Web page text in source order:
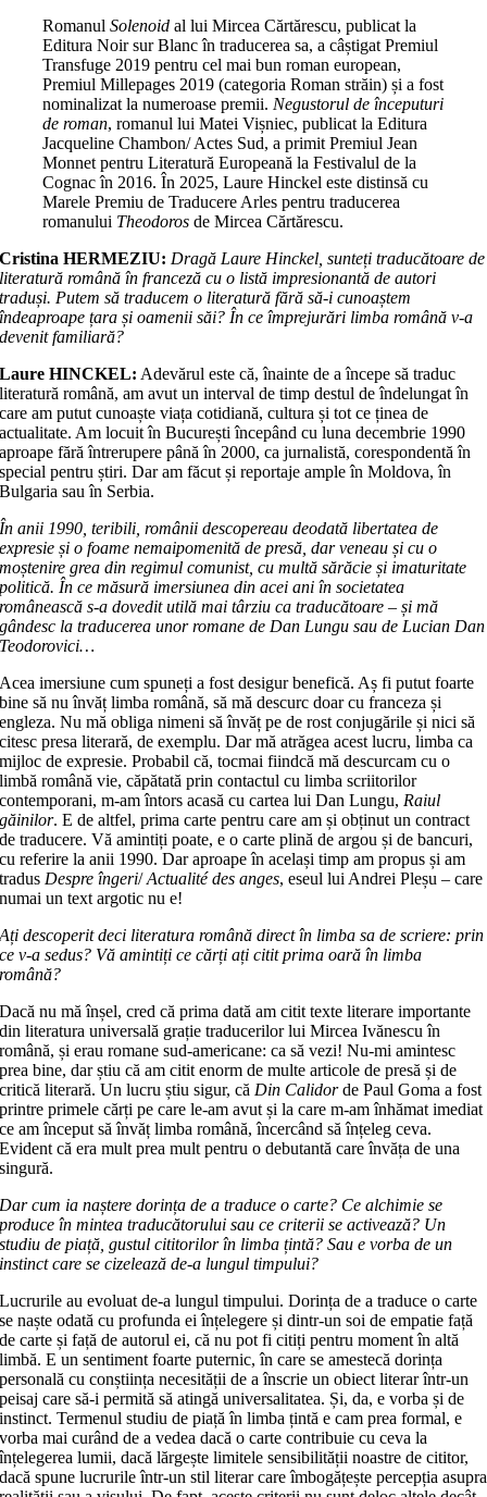
RomanulSolenoid al lui Mircea Cărtărescu, publicat la
Editura Noir sur Blanc în traducerea sa, a câștigat Premiul
Transfuge 2019 pentru cel mai bun roman european,
Premiul Millepages 2019 (categoria Roman străin) și a fost
nominalizat la numeroase premii.Negustorul de începuturi
de roman, romanul lui Matei Vișniec, publicat la Editura
Jacqueline Chambon/ Actes Sud, a primit Premiul Jean
Monnet pentru Literatură Europeană la Festivalul de la
Cognac în 2016. În 2025, Laure Hinckel este distinsă cu
Marele Premiu de Traducere Arles pentru traducerea
romanului Theodoros de Mircea Cărtărescu.
Cristina HERMEZIU: Dragă Laure Hinckel, sunteți traducătoare de
literatură română în franceză cu o listă impresionantă de autori
traduși. Putem să traducem o literatură fără să-i cunoaștem
îndeaproape țara și oamenii săi? În ce împrejurări limba română v-a
devenit familiară?
Laure HINCKEL: Adevărul este că, înainte de a începe să traduc
literatură română, am avut un interval de timp destul de îndelungat în
care am putut cunoaște viața cotidiană, cultura și tot ce ținea de
actualitate. Am locuit în București începând cu luna decembrie 1990
aproape fără întrerupere până în 2000, ca jurnalistă, corespondentă în
special pentru știri. Dar am făcut și reportaje ample în Moldova, în
Bulgaria sau în Serbia.
În anii 1990, teribili, românii descopereau deodată libertatea de
expresie și o foame nemaipomenită de presă, dar veneau și cu o
moștenire grea din regimul comunist, cu multă sărăcie și imaturitate
politică. În ce măsură imersiunea din acei ani în societatea
românească s-a dovedit utilă mai târziu ca traducătoare – și mă
gândesc la traducerea unor romane de Dan Lungu sau de Lucian Dan
Teodorovici…
Acea imersiune cum spuneți a fost desigur benefică. Aș fi putut foarte
bine să nu învăț limba română, să mă descurc doar cu franceza și
engleza. Nu mă obliga nimeni să învăț pe de rost conjugările și nici să
citesc presa literară, de exemplu. Dar mă atrăgea acest lucru, limba ca
mijloc de expresie. Probabil că, tocmai fiindcă mă descurcam cu o
limbă română vie, căpătată prin contactul cu limba scriitorilor
contemporani, m-am întors acasă cu cartea lui Dan Lungu,Raiul
găinilor. E de altfel, prima carte pentru care am și obținut un contract
de traducere. Vă amintiți poate, e o carte plină de argou și de bancuri,
cu referire la anii 1990. Dar aproape în același timp am propus și am
tradusDespre îngeri/Actualité des anges, eseul lui Andrei Pleșu – care
numai un text argotic nu e!
Ați descoperit deci literatura română direct în limba sa de scriere: prin
ce v-a sedus? Vă amintiți ce cărți ați citit prima oară în limba
română?
Dacă nu mă înșel, cred că prima dată am citit texte literare importante
din literatura universală grație traducerilor lui Mircea Ivănescu în
română, și erau romane sud-americane: ca să vezi! Nu-mi amintesc
prea bine, dar știu că am citit enorm de multe articole de presă și de
critică literară. Un lucru știu sigur, căDin Calidorde Paul Goma a fost
printre primele cărți pe care le-am avut și la care m-am înhămat imediat
ce am început să învăț limba română, încercând să înțeleg ceva.
Evident că era mult prea mult pentru o debutantă care învăța de una
singură.
Dar cum ia naștere dorința de a traduce o carte? Ce alchimie se
produce în mintea traducătorului sau ce criterii se activează? Un
studiu de piață, gustul cititorilor în limba țintă? Sau e vorba de un
instinct care se cizelează de-a lungul timpului?
Lucrurile au evoluat de-a lungul timpului. Dorința de a traduce o carte
se naște odată cu profunda ei înțelegere și dintr-un soi de empatie față
de carte și față de autorul ei, că nu pot fi citiți pentru moment în altă
limbă. E un sentiment foarte puternic, în care se amestecă dorința
personală cu conștiința necesității de a înscrie un obiect literar într-un
peisaj care să-i permită să atingă universalitatea. Și, da, e vorba și de
instinct. Termenul studiu de piață în limba țintă e cam prea formal, e
vorba mai curând de a vedea dacă o carte contribuie cu ceva la
înțelegerea lumii, dacă lărgește limitele sensibilității noastre de cititor,
dacă spune lucrurile într-un stil literar care îmbogățește percepția asupra